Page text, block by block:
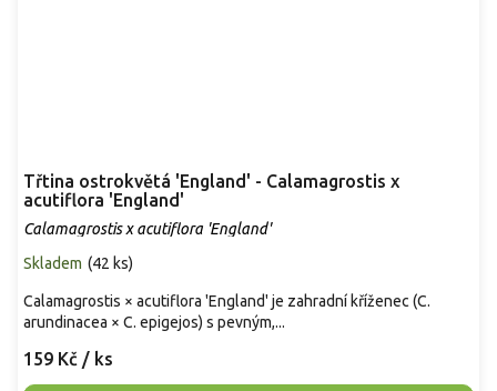
Třtina ostrokvětá 'England' - Calamagrostis x
acutiflora 'England'
Calamagrostis x acutiflora 'England'
Skladem (42 ks)
159 Kč / ks
Calamagrostis × acutiflora 'England' je zahradní kříženec (C.
arundinacea × C. epigejos) s pevným,...